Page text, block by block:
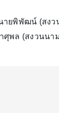
ยพิพัฒน์ (สง
พล (สงวนน